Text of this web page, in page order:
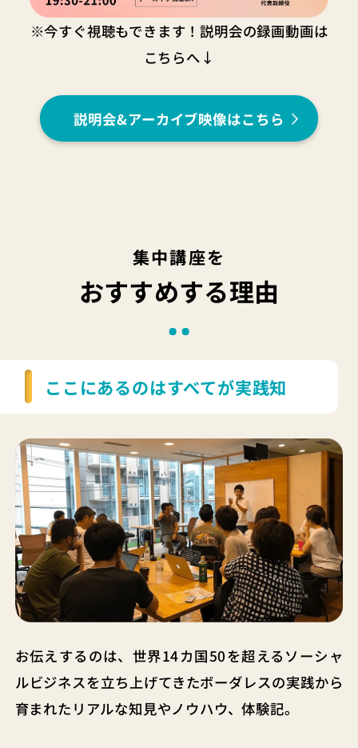
※今すぐ視聴もできます！説明会の録画動画は
こちらへ↓
説明会&アーカイブ映像はこちら
集中講座を
おすすめする理由
ここにあるのはすべてが実践知
お伝えするのは、世界14カ国50を超えるソーシャ
ルビジネスを立ち上げてきたボーダレスの実践から
育まれたリアルな知見やノウハウ、体験記。